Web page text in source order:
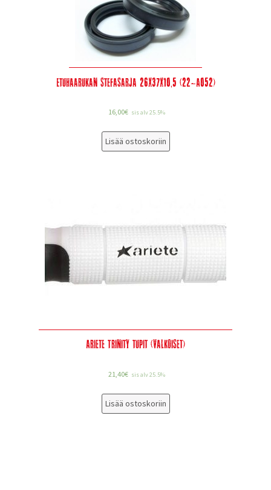
Etuhaarukan stefasarja 26x37x10,5 (22-A052)
16,00€ sis alv 25.5%
Lisää ostoskoriin
Ariete Trinity tupit (valkoiset)
21,40€ sis alv 25.5%
Lisää ostoskoriin